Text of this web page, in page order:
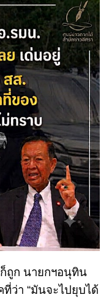
ถูก นายกฯอนุทิน
ว่า “มันจะไปยุบได้